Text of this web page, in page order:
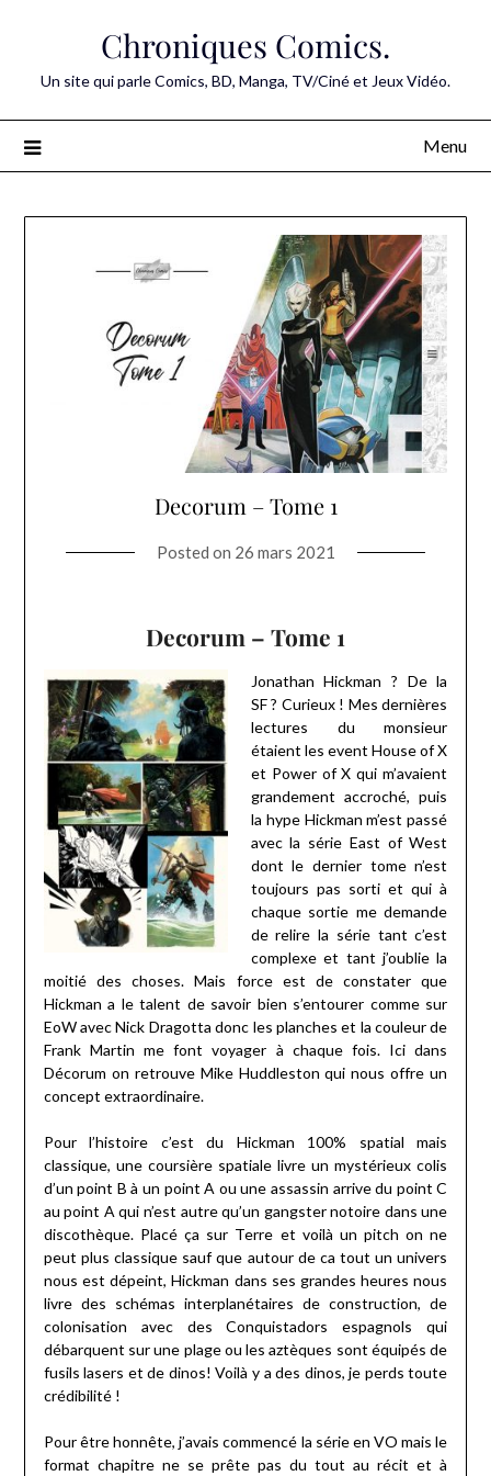
Chroniques Comics.
Un site qui parle Comics, BD, Manga, TV/Ciné et Jeux Vidéo.
Menu
Decorum – Tome 1
Posted on 26 mars 2021
Decorum – Tome 1
Jonathan Hickman ? De la
SF ? Curieux ! Mes dernières
lectures du monsieur
étaient les event House of X
et Power of X qui m’avaient
grandement accroché, puis
la hype Hickman m’est passé
avec la série East of West
dont le dernier tome n’est
toujours pas sorti et qui à
chaque sortie me demande
de relire la série tant c’est
complexe et tant j’oublie la
moitié des choses. Mais force est de constater que
Hickman a le talent de savoir bien s’entourer comme sur
EoW avec Nick Dragotta donc les planches et la couleur de
Frank Martin me font voyager à chaque fois. Ici dans
Décorum on retrouve Mike Huddleston qui nous offre un
concept extraordinaire.
Pour l’histoire c’est du Hickman 100% spatial mais
classique, une coursière spatiale livre un mystérieux colis
d’un point B à un point A ou une assassin arrive du point C
au point A qui n’est autre qu’un gangster notoire dans une
discothèque. Placé ça sur Terre et voilà un pitch on ne
peut plus classique sauf que autour de ca tout un univers
nous est dépeint, Hickman dans ses grandes heures nous
livre des schémas interplanétaires de construction, de
colonisation avec des Conquistadors espagnols qui
débarquent sur une plage ou les aztèques sont équipés de
fusils lasers et de dinos! Voilà y a des dinos, je perds toute
crédibilité !
Pour être honnête, j’avais commencé la série en VO mais le
format chapitre ne se prête pas du tout au récit et à